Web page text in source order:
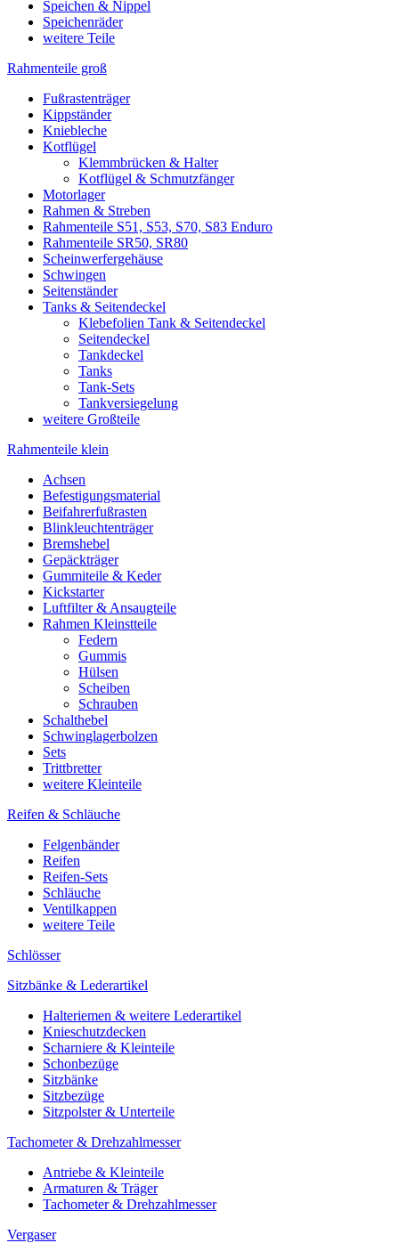
Speichen & Nippel
Speichenräder
weitere Teile
Rahmenteile groß
Fußrastenträger
Kippständer
Kniebleche
Kotflügel
Klemmbrücken & Halter
Kotflügel & Schmutzfänger
Motorlager
Rahmen & Streben
Rahmenteile S51, S53, S70, S83 Enduro
Rahmenteile SR50, SR80
Scheinwerfergehäuse
Schwingen
Seitenständer
Tanks & Seitendeckel
Klebefolien Tank & Seitendeckel
Seitendeckel
Tankdeckel
Tanks
Tank-Sets
Tankversiegelung
weitere Großteile
Rahmenteile klein
Achsen
Befestigungsmaterial
Beifahrerfußrasten
Blinkleuchtenträger
Bremshebel
Gepäckträger
Gummiteile & Keder
Kickstarter
Luftfilter & Ansaugteile
Rahmen Kleinstteile
Federn
Gummis
Hülsen
Scheiben
Schrauben
Schalthebel
Schwinglagerbolzen
Sets
Trittbretter
weitere Kleinteile
Reifen & Schläuche
Felgenbänder
Reifen
Reifen-Sets
Schläuche
Ventilkappen
weitere Teile
Schlösser
Sitzbänke & Lederartikel
Halteriemen & weitere Lederartikel
Knieschutzdecken
Scharniere & Kleinteile
Schonbezüge
Sitzbänke
Sitzbezüge
Sitzpolster & Unterteile
Tachometer & Drehzahlmesser
Antriebe & Kleinteile
Armaturen & Träger
Tachometer & Drehzahlmesser
Vergaser